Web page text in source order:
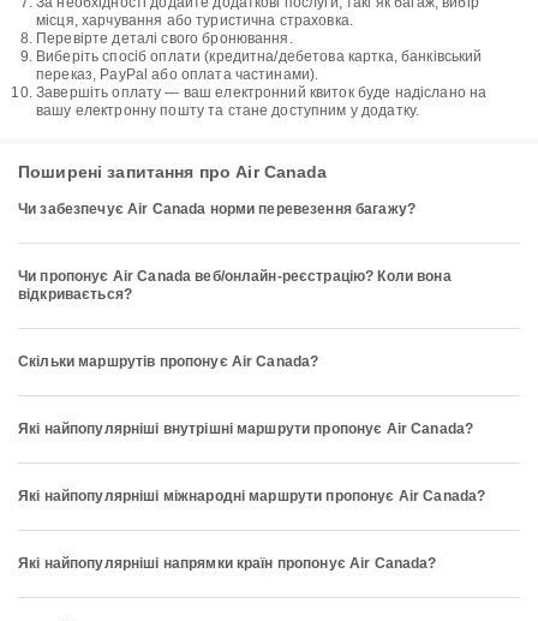
місця, харчування або туристична страховка.
Перевірте деталі свого бронювання.
Виберіть спосіб оплати (кредитна/дебетова картка, банківський
переказ, PayPal або оплата частинами).
Завершіть оплату — ваш електронний квиток буде надіслано на
вашу електронну пошту та стане доступним у додатку.
Поширені запитання про Air Canada
Чи забезпечує Air Canada норми перевезення багажу?
Чи пропонує Air Canada веб/онлайн-реєстрацію? Коли вона
відкривається?
Скільки маршрутів пропонує Air Canada?
Які найпопулярніші внутрішні маршрути пропонує Air Canada?
Які найпопулярніші міжнародні маршрути пропонує Air Canada?
Які найпопулярніші напрямки країн пропонує Air Canada?